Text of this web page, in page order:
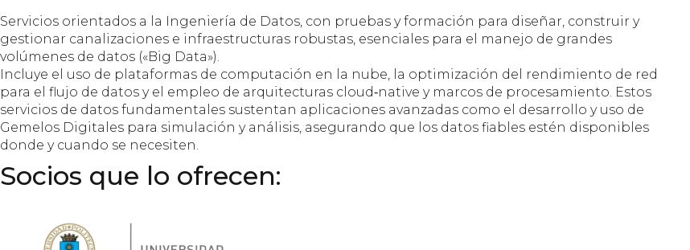
Servicios orientados a la Ingeniería de Datos, con pruebas y formación para diseñar, construir y
gestionar canalizaciones e infraestructuras robustas, esenciales para el manejo de grandes
volúmenes de datos («Big Data»).
Incluye el uso de plataformas de computación en la nube, la optimización del rendimiento de red
para el flujo de datos y el empleo de arquitecturas cloud‑native y marcos de procesamiento. Estos
servicios de datos fundamentales sustentan aplicaciones avanzadas como el desarrollo y uso de
Gemelos Digitales para simulación y análisis, asegurando que los datos fiables estén disponibles
donde y cuando se necesiten.
Socios que lo ofrecen: